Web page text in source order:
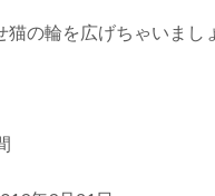
の輪を広げちゃいまし